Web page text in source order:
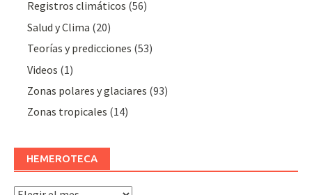
Registros climáticos (56)
Salud y Clima (20)
Teorías y predicciones (53)
Videos (1)
Zonas polares y glaciares (93)
Zonas tropicales (14)
HEMEROTECA